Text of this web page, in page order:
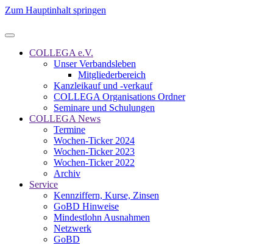
Zum Hauptinhalt springen
COLLEGA e.V.
Unser Verbandsleben
Mitgliederbereich
Kanzleikauf und -verkauf
COLLEGA Organisations Ordner
Seminare und Schulungen
COLLEGA News
Termine
Wochen-Ticker 2024
Wochen-Ticker 2023
Wochen-Ticker 2022
Archiv
Service
Kennziffern, Kurse, Zinsen
GoBD Hinweise
Mindestlohn Ausnahmen
Netzwerk
GoBD